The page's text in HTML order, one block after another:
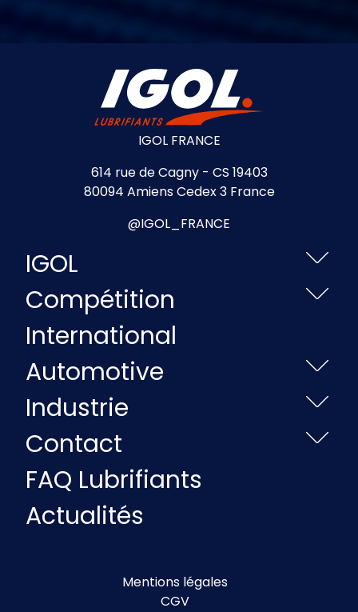
IGOL FRANCE
614 rue de Cagny - CS 19403
80094 Amiens Cedex 3 France
@IGOL_FRANCE
IGOL
Compétition
International
Automotive
Industrie
Contact
FAQ Lubrifiants
Actualités
Mentions légales
CGV